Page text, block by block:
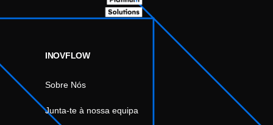
INOVFLOW
Sobre Nós
Junta-te à nossa equipa